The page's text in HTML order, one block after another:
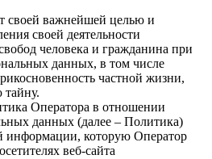
своей важнейшей целью и
своей деятельности
человека и гражданина при
данных, в том числе
частной жизни,
Оператора в отношении
данных (далее – Политика)
информации, которую Оператор
веб-сайта